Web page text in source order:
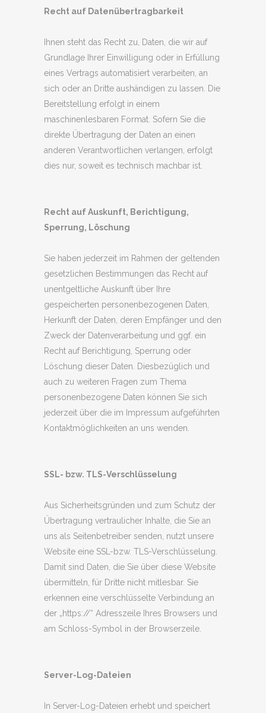
Recht auf Datenübertragbarkeit
Ihnen steht das Recht zu, Daten, die wir auf
Grundlage Ihrer Einwilligung oder in Erfüllung
eines Vertrags automatisiert verarbeiten, an
sich oder an Dritte aushändigen zu lassen. Die
Bereitstellung erfolgt in einem
maschinenlesbaren Format. Sofern Sie die
direkte Übertragung der Daten an einen
anderen Verantwortlichen verlangen, erfolgt
dies nur, soweit es technisch machbar ist.
Recht auf Auskunft, Berichtigung,
Sperrung, Löschung
Sie haben jederzeit im Rahmen der geltenden
gesetzlichen Bestimmungen das Recht auf
unentgeltliche Auskunft über Ihre
gespeicherten personenbezogenen Daten,
Herkunft der Daten, deren Empfänger und den
Zweck der Datenverarbeitung und ggf. ein
Recht auf Berichtigung, Sperrung oder
Löschung dieser Daten. Diesbezüglich und
auch zu weiteren Fragen zum Thema
personenbezogene Daten können Sie sich
jederzeit über die im Impressum aufgeführten
Kontaktmöglichkeiten an uns wenden.
SSL- bzw. TLS-Verschlüsselung
Aus Sicherheitsgründen und zum Schutz der
Übertragung vertraulicher Inhalte, die Sie an
uns als Seitenbetreiber senden, nutzt unsere
Website eine SSL-bzw. TLS-Verschlüsselung.
Damit sind Daten, die Sie über diese Website
übermitteln, für Dritte nicht mitlesbar. Sie
erkennen eine verschlüsselte Verbindung an
der „https://“ Adresszeile Ihres Browsers und
am Schloss-Symbol in der Browserzeile.
Server-Log-Dateien
In Server-Log-Dateien erhebt und speichert